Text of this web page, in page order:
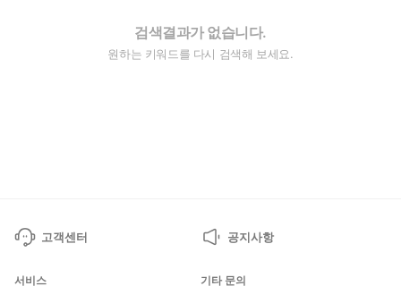
검색결과가 없습니다.
원하는 키워드를 다시 검색해 보세요.
고객센터 공지사항
서비스 기타 문의